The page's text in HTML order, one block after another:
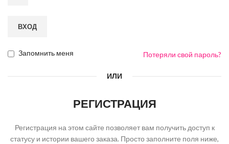
ВХОД
Потеряли свой пароль?
Запомнить меня
ИЛИ
РЕГИСТРАЦИЯ
Регистрация на этом сайте позволяет вам получить доступ к
статусу и истории вашего заказа. Просто заполните поля ниже,